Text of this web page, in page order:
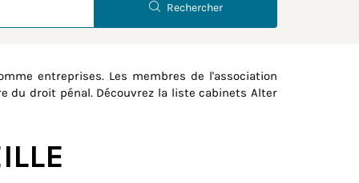
Rechercher
entreprises. Les membres de l'association
du droit pénal. Découvrez la liste cabinets Alter